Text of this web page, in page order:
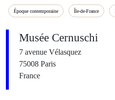
Époque contemporaine Île-de-France
Musée Cernuschi
7 avenue Vélasquez
75008 Paris
France